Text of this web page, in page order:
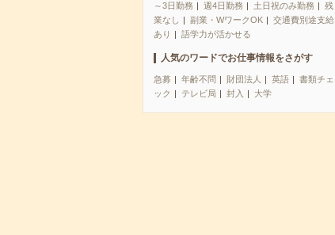
～3日勤務
週4日勤務 土日祝のみ勤務
残
業なし
副業・WワークOK
交通費別途支給
あり
語学力が活かせる
人気のワードでお仕事情報をさがす
急募 年齢不問 財団法人 英語
書類チェ
ック
テレビ局 封入 大学